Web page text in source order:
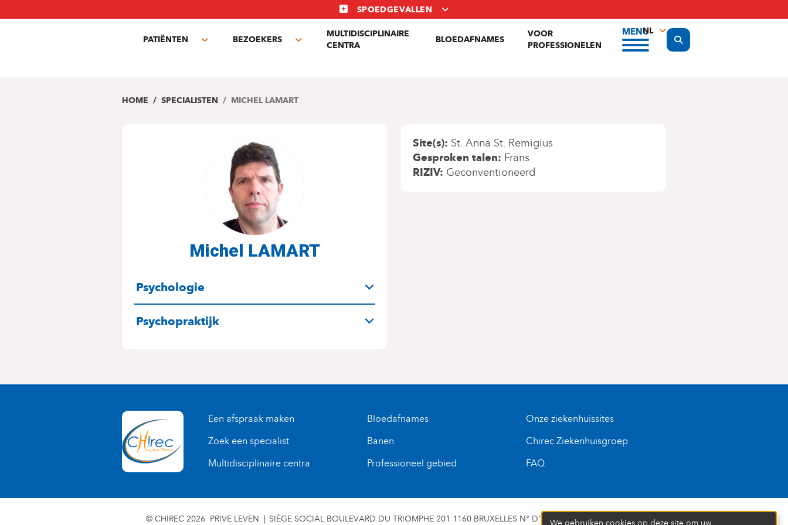
en
SPOEDGEVALLEN
PATIËNTEN
Toggle
BEZOEKERS
Toggle
MULTIDISCIPLINAIRE
CENTRA
BLOEDAFNAMES
VOOR
PROFESSIONELEN
MENU
Display the search form
NL
FR
HOME SPECIALISTEN MICHEL LAMART
Michel LAMART
SPECIALITEITEN
Psychologie
Psychopraktijk
Site(s) St. Anna St. Remigius
Gesproken talen Frans
RIZIV Geconventioneerd
Een afspraak maken
Zoek een specialist
Multidisciplinaire centra
Bloedafnames
Banen
Professioneel gebied
Onze ziekenhuissites
Chirec Ziekenhuisgroep
FAQ
© CHIREC 2026 PRIVE LEVEN SIÈGE SOCIAL BOULEVARD DU TRIOMPHE 201 1160 BRUXELLES N° D’ENTREPRISE : 472 937 059
We gebruiken cookies op deze site om uw